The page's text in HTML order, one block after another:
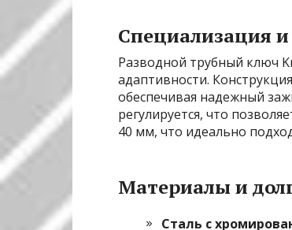
Специализация
Разводной трубный ключ
адаптивности.
обеспечивая надежный
регулируется, что
40 мм, что идеально
Материалы и
Сталь с